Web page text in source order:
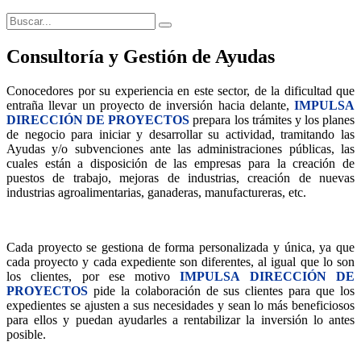
Consultoría y Gestión de Ayudas
Conocedores por su experiencia en este sector, de la dificultad que
entraña llevar un proyecto de inversión hacia delante, IMPULSA
DIRECCIÓN DE PROYECTOS prepara los trámites y los planes
de negocio para iniciar y desarrollar su actividad, tramitando las
Ayudas y/o subvenciones ante las administraciones públicas, las
cuales están a disposición de las empresas para la creación de
puestos de trabajo, mejoras de industrias, creación de nuevas
industrias agroalimentarias, ganaderas, manufactureras, etc.
Cada proyecto se gestiona de forma personalizada y única, ya que
cada proyecto y cada expediente son diferentes, al igual que lo son
los clientes, por ese motivoIMPULSA DIRECCIÓN DE
PROYECTOS pide la colaboración de sus clientes para que los
expedientes se ajusten a sus necesidades y sean lo más beneficiosos
para ellos y puedan ayudarles a rentabilizar la inversión lo antes
posible.